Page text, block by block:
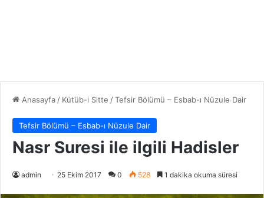
Anasayfa/ Kütüb-i Sitte /Tefsir Bölümü – Esbab-ı Nüzule Dair
Tefsir Bölümü – Esbab-ı Nüzule Dair
Nasr Suresi ile ilgili Hadisler
admin 25 Ekim 2017 0 528 1 dakika okuma süresi